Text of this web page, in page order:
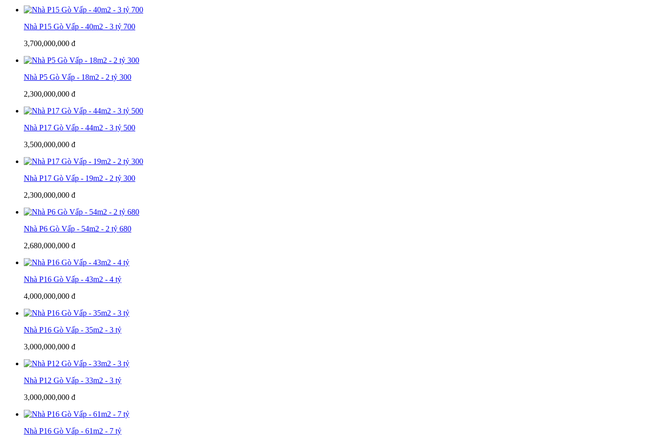
Nhà P15 Gò Vấp - 40m2 - 3 tỷ 700
3,700,000,000 đ
Nhà P5 Gò Vấp - 18m2 - 2 tỷ 300
2,300,000,000 đ
Nhà P17 Gò Vấp - 44m2 - 3 tỷ 500
3,500,000,000 đ
Nhà P17 Gò Vấp - 19m2 - 2 tỷ 300
2,300,000,000 đ
Nhà P6 Gò Vấp - 54m2 - 2 tỷ 680
2,680,000,000 đ
Nhà P16 Gò Vấp - 43m2 - 4 tỷ
4,000,000,000 đ
Nhà P16 Gò Vấp - 35m2 - 3 tỷ
3,000,000,000 đ
Nhà P12 Gò Vấp - 33m2 - 3 tỷ
3,000,000,000 đ
Nhà P16 Gò Vấp - 61m2 - 7 tỷ